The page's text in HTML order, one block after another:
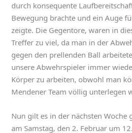
durch konsequente
Bewegung brachte und ein Auge
zeigte. Die Gegentore, waren in
Treffer zu viel, da man in der
gegen den prellenden Ball
unsere Abwehrspieler immer
Körper zu arbeiten, obwohl man
Mendener Team völlig unterlegen
Nun gilt es in der nächsten Woche
am Samstag, den 2. Februar um